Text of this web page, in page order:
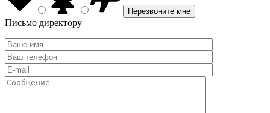
Письмо директору